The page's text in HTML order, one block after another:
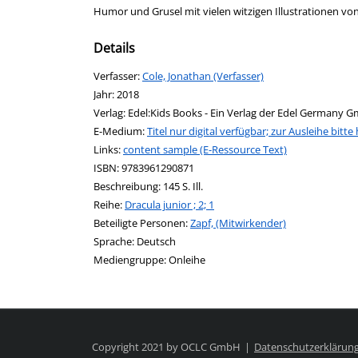
Humor und Grusel mit vielen witzigen Illustrationen
Details
Verfasser:Suche nach diesem Verfasser
Cole, Jonathan (Verfasser)
Jahr:2018
Verlag: Edel:Kids Books - Ein Verlag der Edel Germany
E-Medium:Titel nur digital verfügbar; zur Ausleihe bitte
Links:Diesen Link in neuem Tab öffnen
content sample (E-Ressource Text)
Suche nach dieser Systematik
Suche nach diesem Interessenskreis
ISBN:9783961290871
Beschreibung: 145 S. Ill.
Reihe: Dracula junior ; 2; 1
Beteiligte Personen:Suche nach dieser Beteiligten Person
Zapf, (Mitwirkender)
Sprache: Deutsch
Mediengruppe:Onleihe
Copyright 2021 by OCLC GmbH